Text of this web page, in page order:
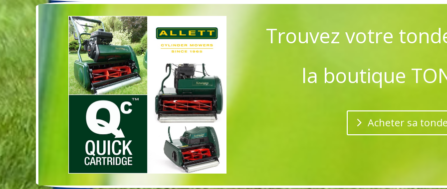
Trouvez votre
la boutique
Acheter sa